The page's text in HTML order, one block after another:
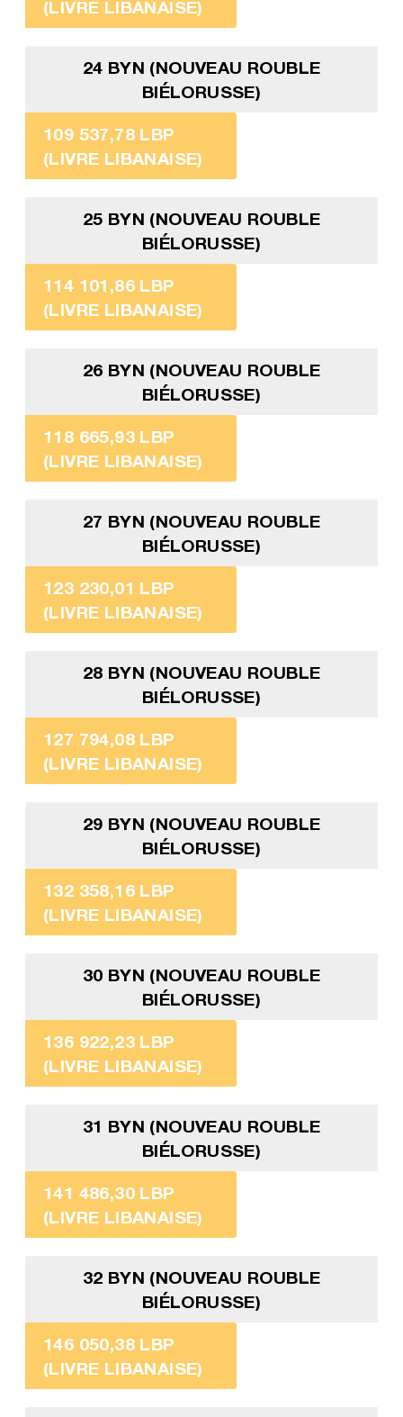
(LIVRE LIBANAISE)
24 BYN (NOUVEAU ROUBLE
BIÉLORUSSE)
109 537,78 LBP
(LIVRE LIBANAISE)
25 BYN (NOUVEAU ROUBLE
BIÉLORUSSE)
114 101,86 LBP
(LIVRE LIBANAISE)
26 BYN (NOUVEAU ROUBLE
BIÉLORUSSE)
118 665,93 LBP
(LIVRE LIBANAISE)
27 BYN (NOUVEAU ROUBLE
BIÉLORUSSE)
123 230,01 LBP
(LIVRE LIBANAISE)
28 BYN (NOUVEAU ROUBLE
BIÉLORUSSE)
127 794,08 LBP
(LIVRE LIBANAISE)
29 BYN (NOUVEAU ROUBLE
BIÉLORUSSE)
132 358,16 LBP
(LIVRE LIBANAISE)
30 BYN (NOUVEAU ROUBLE
BIÉLORUSSE)
136 922,23 LBP
(LIVRE LIBANAISE)
31 BYN (NOUVEAU ROUBLE
BIÉLORUSSE)
141 486,30 LBP
(LIVRE LIBANAISE)
32 BYN (NOUVEAU ROUBLE
BIÉLORUSSE)
146 050,38 LBP
(LIVRE LIBANAISE)